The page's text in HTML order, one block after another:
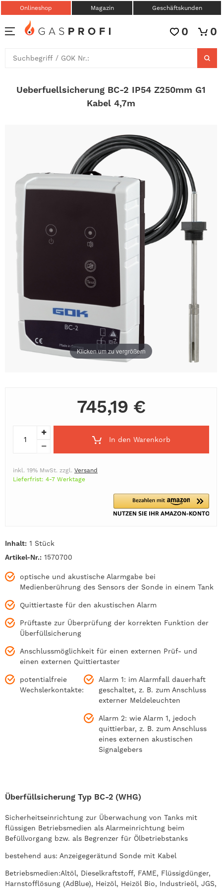
Onlineshop Magazin Geschäftskunden
0 0
Ueberfuellsicherung BC-2 IP54 Z250mm G1
Kabel 4,7m
Klicken um zu vergrößern
Inhalt: 1 Stück
Artikel-Nr.: 1570700
optische und akustische Alarmgabe bei
Medienberührung des Sensors der Sonde in einem Tank
Quittiertaste für den akustischen Alarm
Prüftaste zur Überprüfung der korrekten Funktion der
Überfüllsicherung
Anschlussmöglichkeit für einen externen Prüf- und
einen externen Quittiertaster
potentialfreie
Wechslerkontakte:
Alarm 1: im Alarmfall dauerhaft
geschaltet, z. B. zum Anschluss
externer Meldeleuchten
Alarm 2: wie Alarm 1, jedoch
quittierbar, z. B. zum Anschluss
eines externen akustischen
Signalgebers
745,19 €
In den Warenkorb
inkl. 19% MwSt. zzgl. Versand
Lieferfrist: 4-7 Werktage
Überfüllsicherung Typ BC-2 (WHG)
Sicherheitseinrichtung zur Überwachung von Tanks mit
flüssigen Betriebsmedien als Alarmeinrichtung beim
Befüllvorgang bzw. als Begrenzer für Ölbetriebstanks
bestehend aus: Anzeigegerätund Sonde mit Kabel
Betriebsmedien:Altöl, Dieselkraftstoff, FAME, Flüssigdünger,
Harnstofflösung (AdBlue), Heizöl, Heizöl Bio, Industrieöl, JGS,